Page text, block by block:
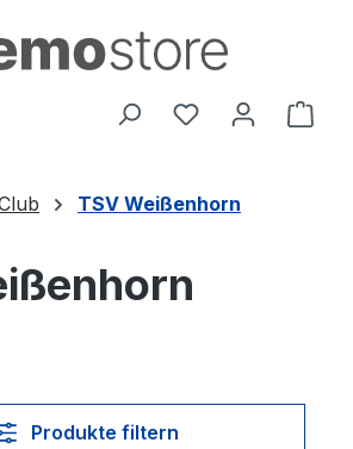
Du hast 0
TSV Weißenhorn
Produkte filtern